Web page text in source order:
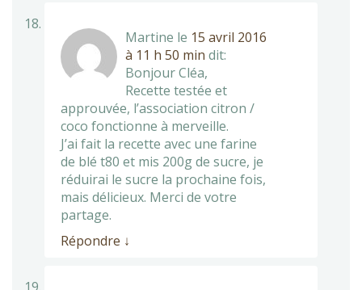
Martine le 15 avril 2016
à 11 h 50 min dit:
Bonjour Cléa,
Recette testée et
approuvée, l’association citron /
coco fonctionne à merveille.
J’ai fait la recette avec une farine
de blé t80 et mis 200g de sucre, je
réduirai le sucre la prochaine fois,
mais délicieux. Merci de votre
partage.
Répondre ↓